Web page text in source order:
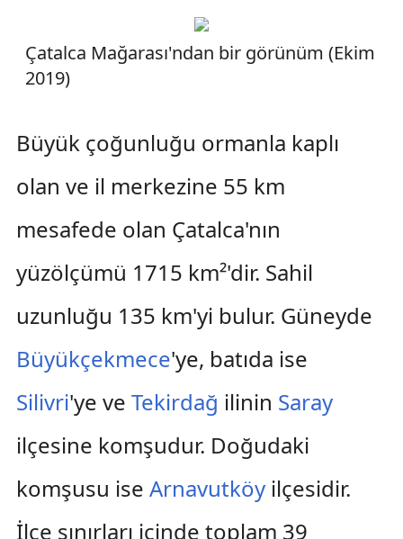
Çatalca Mağarası'ndan bir görünüm (Ekim
2019)
Büyük çoğunluğu ormanla kaplı
olan ve il merkezine 55 km
mesafede olan Çatalca'nın
yüzölçümü 1715 km²'dir. Sahil
uzunluğu 135 km'yi bulur. Güneyde
Büyükçekmece'ye, batıda ise
Silivri'ye ve Tekirdağ ilinin Saray
ilçesine komşudur. Doğudaki
komşusu ise Arnavutköyilçesidir.
İlçe sınırları içinde toplam 39